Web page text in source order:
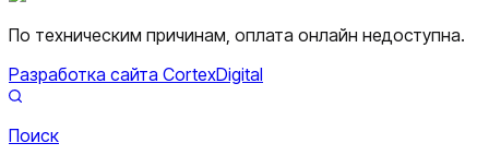
По техническим причинам, оплата онлайн недоступна.
Разработка сайта CortexDigital
Поиск